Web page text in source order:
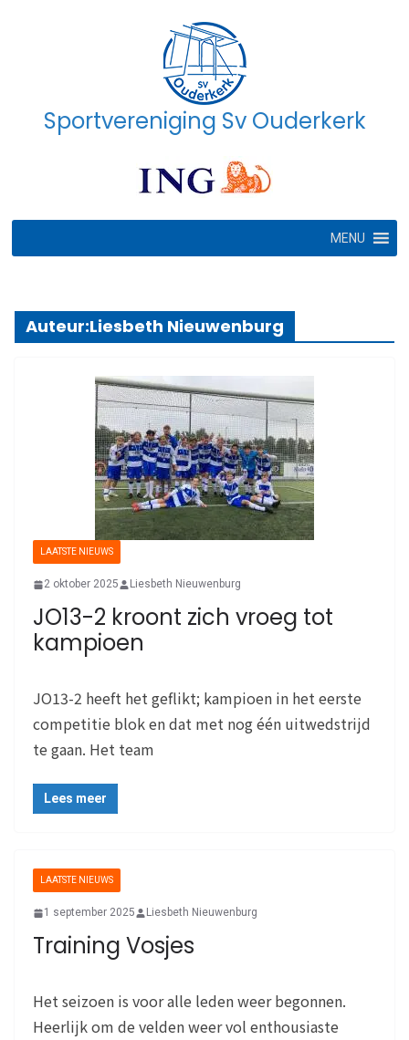
Sportvereniging Sv Ouderkerk
MENU
Auteur:Liesbeth Nieuwenburg
LAATSTE NIEUWS
2 oktober 2025 Liesbeth Nieuwenburg
JO13-2 kroont zich vroeg tot
kampioen
JO13-2 heeft het geflikt; kampioen in het eerste
competitie blok en dat met nog één uitwedstrijd
te gaan. Het team
Lees meer
LAATSTE NIEUWS
1 september 2025 Liesbeth Nieuwenburg
Training Vosjes
Het seizoen is voor alle leden weer begonnen.
Heerlijk om de velden weer vol enthousiaste